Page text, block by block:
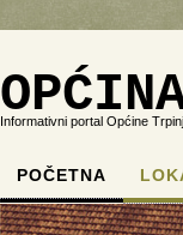
Informativni portal Općine
POČETNA